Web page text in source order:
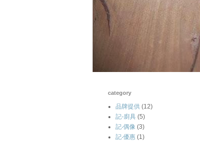
category
品牌提供 (12)
記-廚具 (5)
記‧偶像 (3)
記‧優惠 (1)